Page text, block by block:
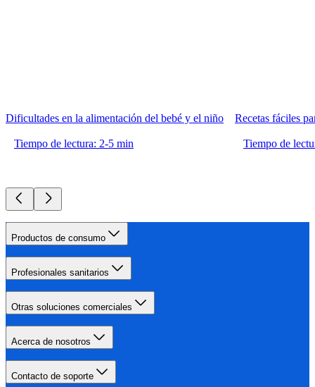
Dificultades en la alimentación del bebé y el niño
Tiempo de lectura: 2-5 min
Recetas fáciles
Tiempo de
Productos de consumo
Profesionales sanitarios
Otras soluciones comerciales
Acerca de nosotros
Contacto de soporte